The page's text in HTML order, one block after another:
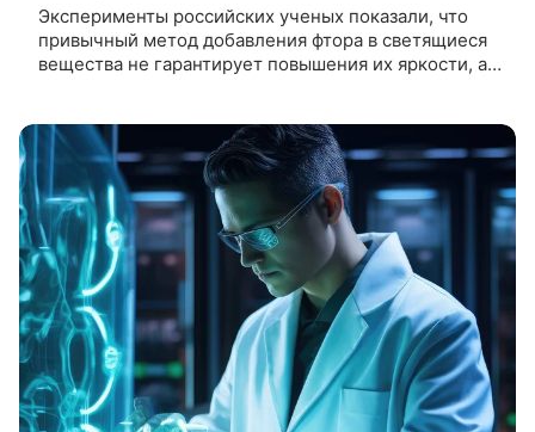
Эксперименты российских ученых показали, что
привычный метод добавления фтора в светящиеся
вещества не гарантирует повышения их яркости, а